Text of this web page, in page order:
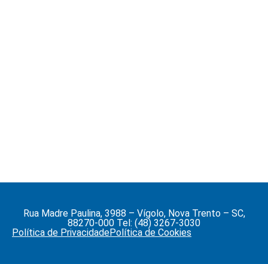
Rua Madre Paulina, 3988 – Vígolo, Nova Trento – SC,
88270-000 Tel: (48) 3267-3030
Política de PrivacidadePolítica de Cookies